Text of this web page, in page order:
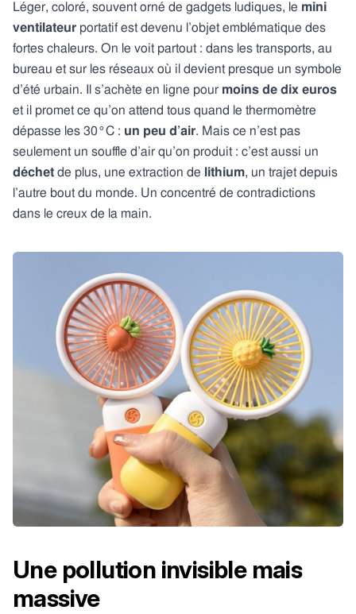
Léger, coloré, souvent orné de gadgets ludiques, le mini
ventilateur portatif est devenu l’objet emblématique des
fortes chaleurs. On le voit partout : dans les transports, au
bureau et sur les réseaux où il devient presque un symbole
d’été urbain. Il s’achète en ligne pour moins de dix euros
et il promet ce qu’on attend tous quand le thermomètre
dépasse les 30°C : un peu d’air. Mais ce n’est pas
seulement un souffle d’air qu’on produit : c’est aussi un
déchet de plus, une extraction de lithium, un trajet depuis
l’autre bout du monde. Un concentré de contradictions
dans le creux de la main.
Une pollution invisible mais
massive